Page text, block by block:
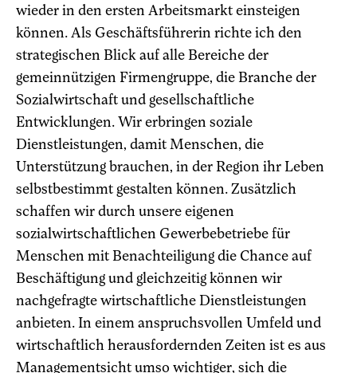
wieder in den ersten Arbeitsmarkt einsteigen
können. Als Geschäftsführerin richte ich den
strategischen Blick auf alle Bereiche der
gemeinnützigen Firmengruppe, die Branche der
Sozialwirtschaft und gesellschaftliche
Entwicklungen. Wir erbringen soziale
Dienstleistungen, damit Menschen, die
Unterstützung brauchen, in der Region ihr Leben
selbstbestimmt gestalten können. Zusätzlich
schaffen wir durch unsere eigenen
sozialwirtschaftlichen Gewerbebetriebe für
Menschen mit Benachteiligung die Chance auf
Beschäftigung und gleichzeitig können wir
nachgefragte wirtschaftliche Dienstleistungen
anbieten. In einem anspruchsvollen Umfeld und
wirtschaftlich herausfordernden Zeiten ist es aus
Managementsicht umso wichtiger, sich die